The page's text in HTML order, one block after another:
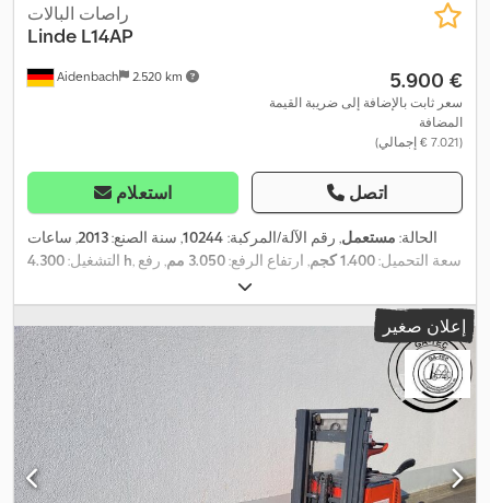
Aidenbach 2.520 km
راصات البالات
Linde L14AP
‏5.900 €
سعر ثابت بالإضافة إلى ضريبة القيمة
المضافة
(‏7.021 € إجمالي)
استعلام اتصل
الحالة: مستعمل, رقم الآلة/المركبة: 10244, سنة الصنع:2013, ساعات
التشغيل: 4.300 h , سعة التحميل:1.400 كجم , ارتفاع الرفع:3.050 مم
, رفع
1.900 مم
الإطار الأمامي:, مقاس الإطار الخلفي:, الوزن الإجمالي:1.355 كجم ,
إعلان صغير